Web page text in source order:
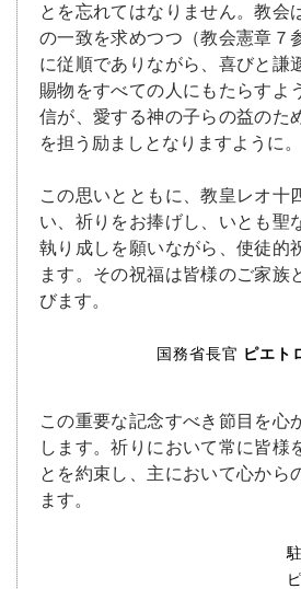
とを忘れてはなりません。教会
の一致を求めつつ（教会憲章７
に従順でありながら、喜びと謙
賜物をすべての人にもたらすよ
信が、愛する神の子らの益のた
を担う励ましとなりますように。
この思いとともに、教皇レオ十
い、祈りをお捧げし、いとも聖
執り成しを願いながら、使徒的
ます。その祝福は皆様のご家族
びます。
国務省長官 ピエト
この重要な記念すべき節目を心
します。祈りにおいて常に皆様
とを約束し、主において心から
ます。